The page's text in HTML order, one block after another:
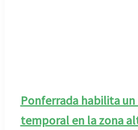
Ponferrada habilita
temporal en la zona